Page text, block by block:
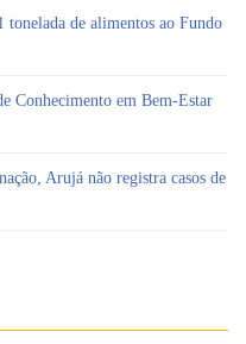
de alimentos ao Fundo
Conhecimento em Bem-Estar
Arujá não registra casos de